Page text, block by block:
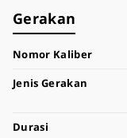
Gerakan
Nomor Kaliber
Jenis Gerakan
Durasi